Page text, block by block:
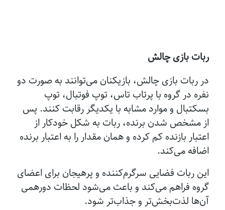
ربات بازی چالش
در ربات بازی چالش، بازیکنان می‌توانند به صورت دو
نفره در گروه با پرتاب تاس، توپ فوتبال، توپ
بسکتبال و موارد مشابه با یکدیگر رقابت کنند. پس
از مشخص شدن برنده، ربات به شکل خودکار از
اعتبار بازنده کم کرده و همان مقدار را به اعتبار برنده
اضافه می‌کند.
این ربات فضایی سرگرم‌کننده و پرهیجان برای اعضای
گروه فراهم می‌کند و باعث می‌شود لحظات دورهمی
آن‌ها لذت‌بخش‌تر و جذاب‌تر شود.